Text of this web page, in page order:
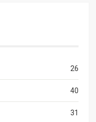
26
40
31